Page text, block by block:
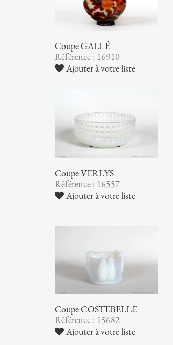
Coupe GALLÉ
Référence : 16910
Ajouter à votre liste
Coupe VERLYS
Référence : 16557
Ajouter à votre liste
Coupe COSTEBELLE
Référence : 15682
Ajouter à votre liste